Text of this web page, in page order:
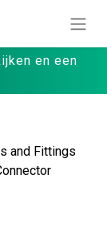
en een
and Fittings